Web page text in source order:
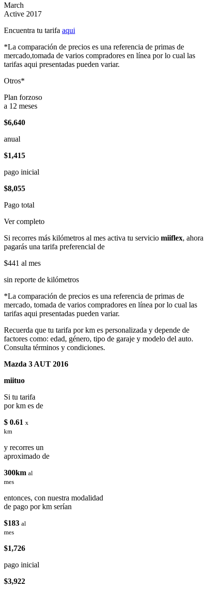
March
Active 2017
Encuentra tu tarifa aqui
*La comparación de precios es una referencia de primas de
mercado,tomada de varios compradores en línea por lo cual las
tarifas aqui presentadas pueden variar.
Otros*
Plan forzoso
a 12 meses
$6,640
anual
$1,415
pago inicial
$8,055
Pago total
Ver completo
Si recorres más kilómetros al mes activa tu servicio miiflex, ahora
pagarás una tarifa preferencial de
$441 al mes
sin reporte de kilómetros
*La comparación de precios es una referencia de primas de
mercado, tomada de varios compradores en línea por lo cual las
tarifas aqui presentadas pueden variar.
Recuerda que tu tarifa por km es personalizada y depende de
factores como: edad, género, tipo de garaje y modelo del auto.
Consulta términos y condiciones.
Mazda 3 AUT 2016
miituo
Si tu tarifa
por km es de
$ 0.61 x
km
y recorres un
aproximado de
300km al
mes
entonces, con nuestra modalidad
de pago por km serían
$183 al
mes
$1,726
pago inicial
$3,922